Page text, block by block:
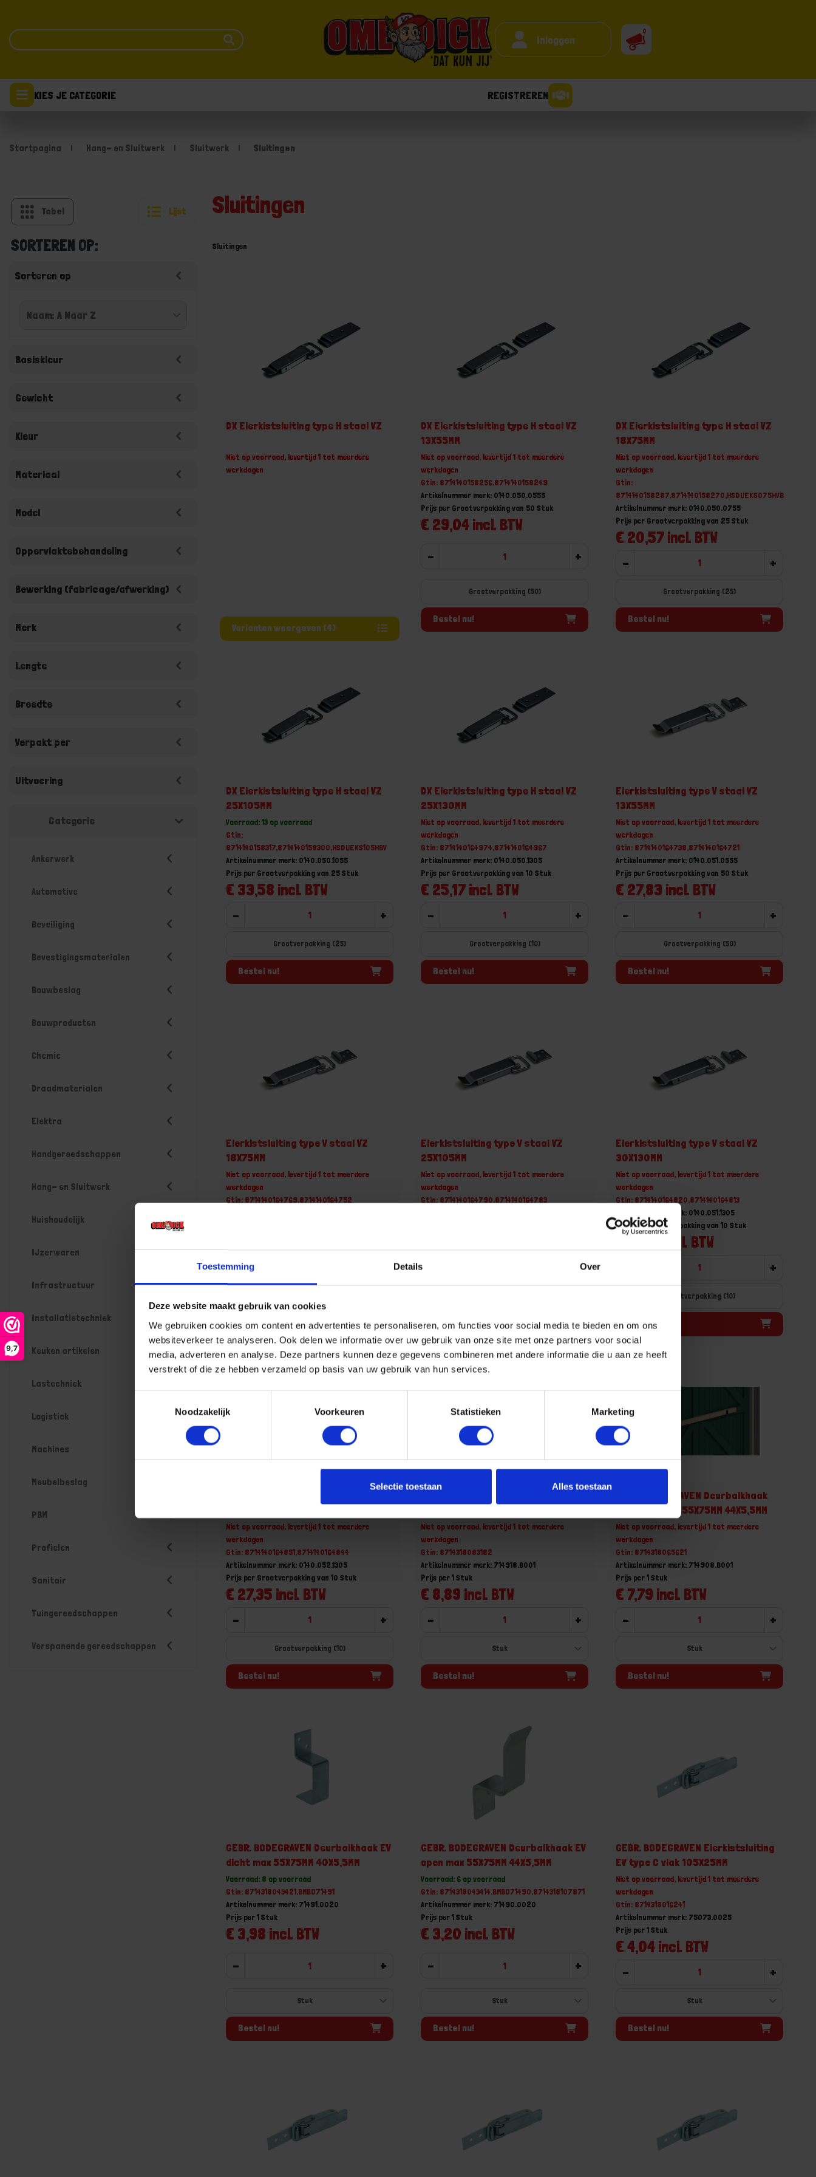
Toestemming Details Over
Deze website maakt gebruik van cookies
We gebruiken cookies om content en advertenties te personaliseren, om functies voor social media te bieden en om ons
websiteverkeer te analyseren. Ook delen we informatie over uw gebruik van onze site met onze partners voor social
media, adverteren en analyse. Deze partners kunnen deze gegevens combineren met andere informatie die u aan ze heeft
verstrekt of die ze hebben verzameld op basis van uw gebruik van hun services.
Noodzakelijk
Voorkeuren Statistieken Marketing
Selectie toestaan Alles toestaan
9,7
Inloggen
0
KIES JE CATEGORIE REGISTREREN
Startpagina Hang- en Sluitwerk Sluitwerk Sluitingen
Tabel Lijst
SORTEREN OP:
Sorteren op
Basiskleur
Gewicht
Kleur
Materiaal
Model
Oppervlaktebehandeling
Bewerking (fabricage/afwerking)
Merk
Lengte
Breedte
Verpakt per
Uitvoering
Categorie
Ankerwerk
Automotive
Beveiliging
Bevestigingsmaterialen
Bouwbeslag
Bouwproducten
Chemie
Draadmaterialen
Elektra
Handgereedschappen
Hang- en Sluitwerk
Huishoudelijk
IJzerwaren
Infrastructuur
Installatietechniek
Keuken artikelen
Lastechniek
Logistiek
Machines
Meubelbeslag
PBM
Profielen
Sanitair
Tuingereedschappen
Verspanende gereedschappen
Sluitingen
Sluitingen
DX Eierkistsluiting type H staal VZ
Niet op voorraad, levertijd 1 tot meerdere
werkdagen
Varianten weergeven (4)
DX Eierkistsluiting type H staal VZ
13X55MM
Niet op voorraad, levertijd 1 tot meerdere
werkdagen
Gtin: 8714140158256,8714140158249
Artikelnummer merk: 0140.050.0555
€ 29,04 incl. BTW
Prijs per Grootverpakking van 50 Stuk
- +
Grootverpakking (50)
Bestel nu!
DX Eierkistsluiting type H staal VZ
18X75MM
Niet op voorraad, levertijd 1 tot meerdere
werkdagen
Gtin:
8714140158287,8714140158270,HSDUEKS075HVB
Artikelnummer merk: 0140.050.0755
€ 20,57 incl. BTW
Prijs per Grootverpakking van 25 Stuk
- +
Grootverpakking (25)
Bestel nu!
DX Eierkistsluiting type H staal VZ
25X105MM
Voorraad: 13 op voorraad
Gtin:
8714140158317,8714140158300,HSDUEKS105HBV
Artikelnummer merk: 0140.050.1055
€ 33,58 incl. BTW
Prijs per Grootverpakking van 25 Stuk
- +
Grootverpakking (25)
Bestel nu!
DX Eierkistsluiting type H staal VZ
25X130MM
Niet op voorraad, levertijd 1 tot meerdere
werkdagen
Gtin: 8714140164974,8714140164967
Artikelnummer merk: 0140.050.1305
€ 25,17 incl. BTW
Prijs per Grootverpakking van 10 Stuk
- +
Grootverpakking (10)
Bestel nu!
Eierkistsluiting type V staal VZ
13X55MM
Niet op voorraad, levertijd 1 tot meerdere
werkdagen
Gtin: 8714140164738,8714140164721
Artikelnummer merk: 0140.051.0555
€ 27,83 incl. BTW
Prijs per Grootverpakking van 50 Stuk
- +
Grootverpakking (50)
Bestel nu!
Eierkistsluiting type V staal VZ
18X75MM
Niet op voorraad, levertijd 1 tot meerdere
werkdagen
Gtin: 8714140164769,8714140164752
-
Bestel nu!
Eierkistsluiting type V staal VZ
25X105MM
Niet op voorraad, levertijd 1 tot meerdere
werkdagen
Gtin: 8714140164790,8714140164783
+
Bestel nu!
Eierkistsluiting type V staal VZ
30X130MM
Niet op voorraad, levertijd 1 tot meerdere
werkdagen
Gtin: 8714140164820,8714140164813
Artikelnummer merk: 0140.051.1305
€ 25,17 incl. BTW
Prijs per Grootverpakking van 10 Stuk
+
Grootverpakking (10)
Bestel nu!
Niet op voorraad, levertijd 1 tot meerdere
werkdagen
Gtin: 8714140164851,8714140164844
Artikelnummer merk: 0140.052.1305
€ 27,35 incl. BTW
Prijs per Grootverpakking van 10 Stuk
- +
Grootverpakking (10)
Bestel nu!
Niet op voorraad, levertijd 1 tot meerdere
werkdagen
Gtin: 8714318083182
Artikelnummer merk: 714918.B001
€ 8,89 incl. BTW
Prijs per 1 Stuk
- +
Bestel nu!
GEBR. BODEGRAVEN Deurbalkhaak
EPZ open max 55X75MM 44X5,5MM
Niet op voorraad, levertijd 1 tot meerdere
werkdagen
Gtin: 8714318065621
Artikelnummer merk: 714908.B001
€ 7,79 incl. BTW
Prijs per 1 Stuk
- +
Bestel nu!
GEBR. BODEGRAVEN Deurbalkhaak EV
dicht max 55X75MM 40X5,5MM
Voorraad: 8 op voorraad
Gtin: 8714318043421,BMBO71491
Artikelnummer merk: 71491.0020
€ 3,98 incl. BTW
Prijs per 1 Stuk
- +
Bestel nu!
GEBR. BODEGRAVEN Deurbalkhaak EV
open max 55X75MM 44X5,5MM
Voorraad: 6 op voorraad
Gtin: 8714318043414,BMBO71490,8714318107871
Artikelnummer merk: 71490.0020
€ 3,20 incl. BTW
Prijs per 1 Stuk
- +
Bestel nu!
GEBR. BODEGRAVEN Eierkistsluiting
EV type C vlak 105X25MM
Niet op voorraad, levertijd 1 tot meerdere
werkdagen
Gtin: 8714318016241
Artikelnummer merk: 75073.0025
€ 4,04 incl. BTW
Prijs per 1 Stuk
- +
Bestel nu!